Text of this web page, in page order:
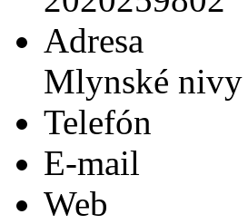
Adresa
Mlynské nivy
Telefón
E-mail
Web